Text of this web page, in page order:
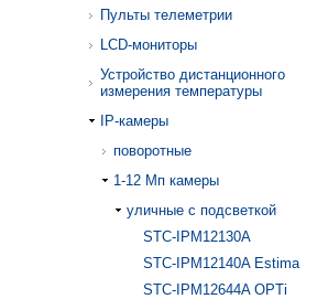
Пульты телеметрии
LCD-мониторы
Устройство дистанционного
измерения температуры
IP-камеры
поворотные
1-12 Mп камеры
уличные с подсветкой
STC-IPM12130A
STC-IPM12140A Estima
STC-IPM12644A OPTi